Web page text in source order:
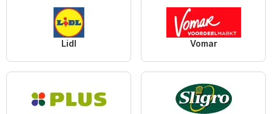
Lidl Vomar